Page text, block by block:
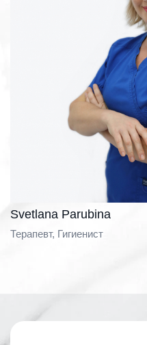
Svetlana Parubina
Терапевт, Гигиенист